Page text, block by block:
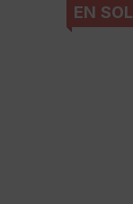
EN